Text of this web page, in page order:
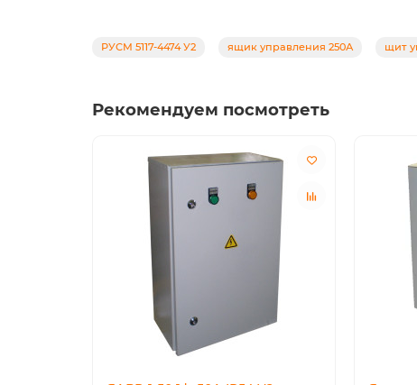
РУСМ 5117-4474 У2 ящик управления 250А щит
Рекомендуем посмотреть